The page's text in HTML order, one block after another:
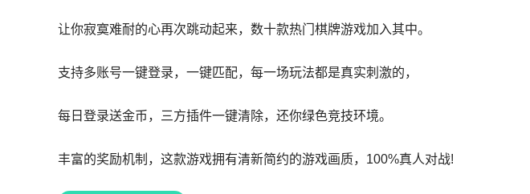
让你寂寞难耐的心再次跳动起来，数十款热门棋牌游戏加入其中。
支持多账号一键登录，一键匹配，每一场玩法都是真实刺激的，
每日登录送金币，三方插件一键清除，还你绿色竞技环境。
丰富的奖励机制，这款游戏拥有清新简约的游戏画质，100%真人对战!